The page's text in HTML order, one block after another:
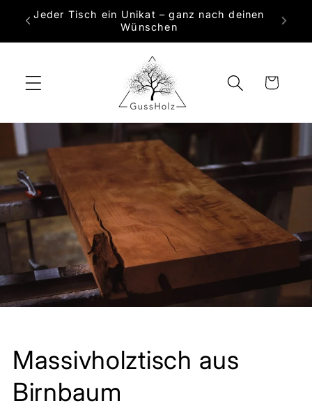
zum
Jeder Tisch ein Unikat – ganz nach deinen
Wünschen
Warenkorb
Massivholztisch aus
Birnbaum